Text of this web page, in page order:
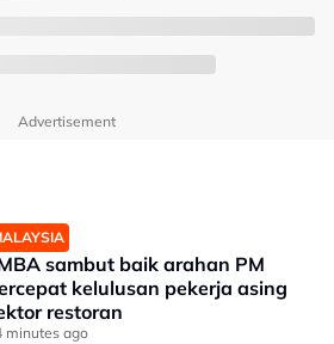
Advertisement
sambut baik arahan PM
kelulusan pekerja asing
restoran
minutes ago